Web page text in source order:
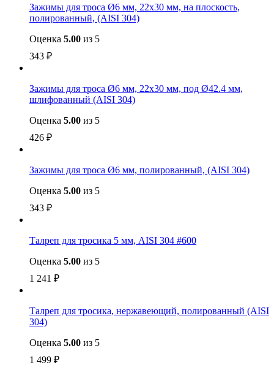
Зажимы для троса Ø6 мм, 22х30 мм, на плоскость,
полированный, (AISI 304)
Оценка 5.00 из 5
343 ₽
Зажимы для троса Ø6 мм, 22х30 мм, под Ø42.4 мм,
шлифованный (AISI 304)
Оценка 5.00 из 5
426 ₽
Зажимы для троса Ø6 мм, полированный, (AISI 304)
Оценка 5.00 из 5
343 ₽
Талреп для тросика 5 мм, AISI 304 #600
Оценка 5.00 из 5
1 241 ₽
Талреп для тросика, нержавеющий, полированный (AISI
304)
Оценка 5.00 из 5
1 499 ₽